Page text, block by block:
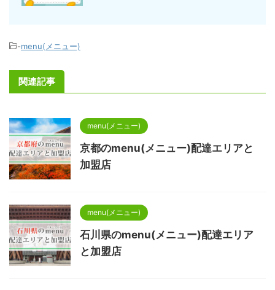
-menu(メニュー)
関連記事
menu(メニュー)
京都のmenu(メニュー)配達エリアと
加盟店
menu(メニュー)
石川県のmenu(メニュー)配達エリア
と加盟店